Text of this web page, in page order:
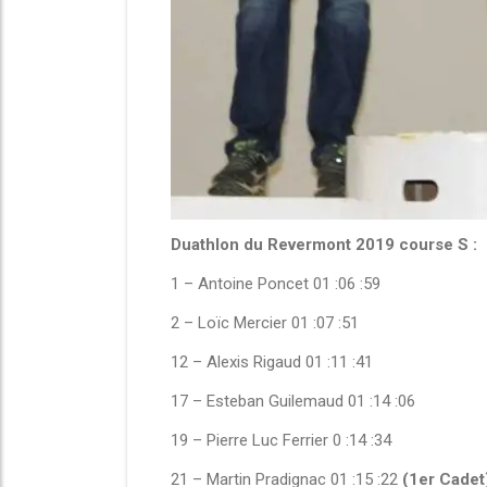
Duathlon du Revermont 2019 course S :
1 – Antoine Poncet 01 :06 :59
2 – Loïc Mercier 01 :07 :51
12 – Alexis Rigaud 01 :11 :41
17 – Esteban Guilemaud 01 :14 :06
19 – Pierre Luc Ferrier 0 :14 :34
21 – Martin Pradignac 01 :15 :22 (1er